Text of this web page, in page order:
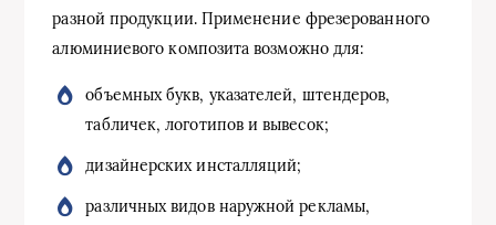
разной продукции. Применение фрезерованного
алюминиевого композита возможно для:
объемных букв, указателей, штендеров,
табличек, логотипов и вывесок;
дизайнерских инсталляций;
различных видов наружной рекламы,